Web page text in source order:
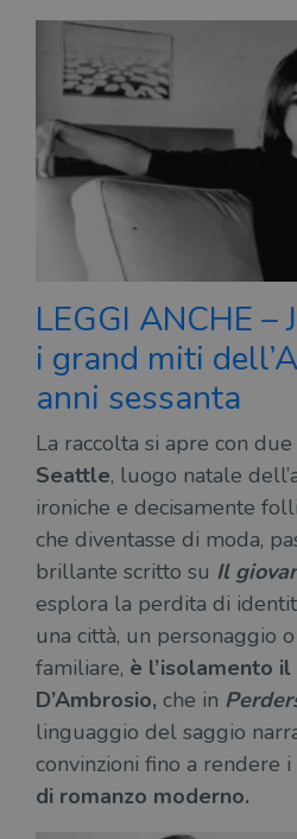
LEGGI ANCHE –
i grand miti
anni sessanta
La raccolta si apre con
Seattle, luogo natale
ironiche e decisamente
che diventasse di moda,
brillante scritto su Il
esplora la perdita di
una città, un personaggio
familiare, è l’isolamento
D’Ambrosio, che in
linguaggio del saggio
convinzioni fino a rendere i
di romanzo moderno.